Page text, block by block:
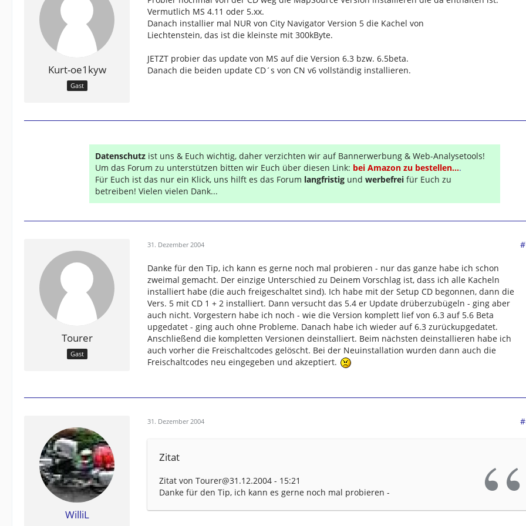
Kurt-oe1kyw
Gast
Vermutlich MS 4.11 oder 5.xx.
Danach installier mal NUR von City Navigator Version 5 die Kachel von
Liechtenstein, das ist die kleinste mit 300kByte.
JETZT probier das update von MS auf die Version 6.3 bzw. 6.5beta.
Danach die beiden update CD´s von CN v6 vollständig installieren.
Datenschutz ist uns & Euch wichtig, daher verzichten wir auf Bannerwerbung & Web-Analysetools!
Um das Forum zu unterstützen bitten wir Euch über diesen Link: bei Amazon zu bestellen....
Für Euch ist das nur ein Klick, uns hilft es das Forum langfristig und werbefrei für Euch zu
betreiben! Vielen vielen Dank...
Tourer
Gast
31. Dezember 2004
Danke für den Tip, ich kann es gerne noch mal probieren - nur das ganze habe ich schon
zweimal gemacht. Der einzige Unterschied zu Deinem Vorschlag ist, dass ich alle Kacheln
installiert habe (die auch freigeschaltet sind). Ich habe mit der Setup CD begonnen, dann die
Vers. 5 mit CD 1 + 2 installiert. Dann versucht das 5.4 er Update drüberzubügeln - ging aber
auch nicht. Vorgestern habe ich noch - wie die Version komplett lief von 6.3 auf 5.6 Beta
upgedatet - ging auch ohne Probleme. Danach habe ich wieder auf 6.3 zurückupgedatet.
Anschließend die kompletten Versionen deinstalliert. Beim nächsten deinstallieren habe ich
auch vorher die Freischaltcodes gelöscht. Bei der Neuinstallation wurden dann auch die
Freischaltcodes neu eingegeben und akzeptiert.
WilliL
31. Dezember 2004
Zitat
Zitat von Tourer@31.12.2004 - 15:21
Danke für den Tip, ich kann es gerne noch mal probieren -